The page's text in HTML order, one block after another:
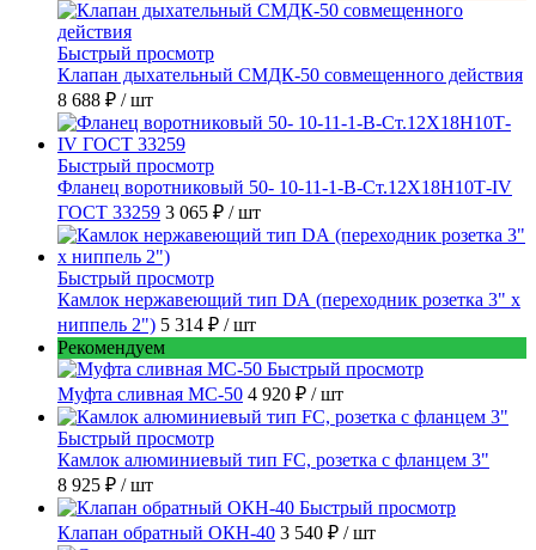
Быстрый просмотр
Клапан дыхательный СМДК-50 совмещенного действия
8 688 ₽ / шт
Быстрый просмотр
Фланец воротниковый 50- 10-11-1-B-Ст.12Х18Н10Т-IV
ГОСТ 33259 3 065 ₽ / шт
Быстрый просмотр
Камлок нержавеющий тип DА (переходник розетка 3" х
ниппель 2") 5 314 ₽ / шт
Рекомендуем
Быстрый просмотр
Муфта сливная МС-50 4 920 ₽ / шт
Быстрый просмотр
Камлок алюминиевый тип FC, розетка с фланцем 3"
8 925 ₽ / шт
Быстрый просмотр
Клапан обратный ОКН-40 3 540 ₽ / шт